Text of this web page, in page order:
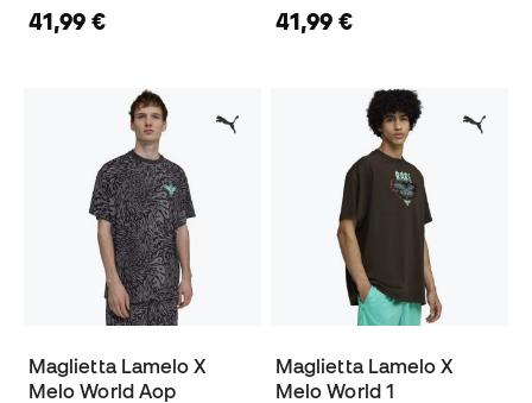
41,99 € 41,99 €
Maglietta Lamelo X
Melo World Aop
Maglietta Lamelo X
Melo World 1